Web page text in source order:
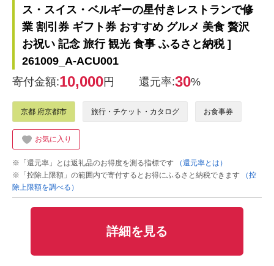
ス・スイス・ベルギーの星付きレストランで修
業 割引券 ギフト券 おすすめ グルメ 美食 贅沢
お祝い 記念 旅行 観光 食事 ふるさと納税 ]
261009_A-ACU001
寄付金額:10,000円 還元率:30%
京都 府京都市 旅行・チケット・カタログ お食事券
お気に入り
※「還元率」とは返礼品のお得度を測る指標です
（還元率とは）
※「控除上限額」の範囲内で寄付するとお得にふるさと納税できます
（控
除上限額を調べる）
詳細を見る